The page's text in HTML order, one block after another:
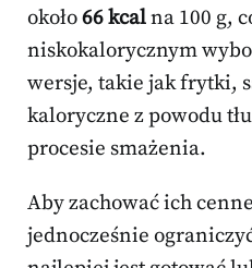
około66 kcalna 100 g,
niskokalorycznym
wersje, takie jak frytki,
kaloryczne z powodu
procesie smażenia.
Aby zachować ich
jednocześnie